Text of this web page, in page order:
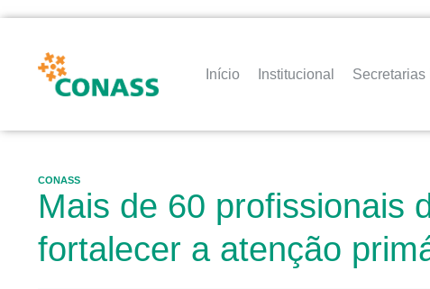
Início Institucional Secretarias
CONASS
Mais de 60 profissionais
fortalecer a atenção